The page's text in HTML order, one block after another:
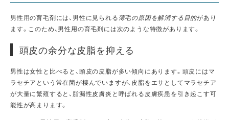
男性用の育毛剤には、男性に見られる薄毛の原因を解消する目的があり
ます。このため、男性用の育毛剤には次のような特徴があります。
頭皮の余分な皮脂を抑える
男性は女性と比べると、頭皮の皮脂が多い傾向にあります。頭皮にはマ
ラセチアという常在菌が棲んでいますが、皮脂をエサとしてマラセチア
が大量に繁殖すると、脂漏性皮膚炎と呼ばれる皮膚疾患を引き起こす可
能性が高まります。